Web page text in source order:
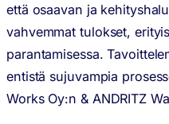
että osaavan ja
vahvemmat tulokset,
parantamisessa.
entistä sujuvampia
Works Oy:n & ANDRITZ